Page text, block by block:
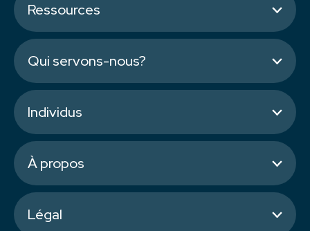
Ressources
Qui servons-nous?
Individus
À propos
Légal